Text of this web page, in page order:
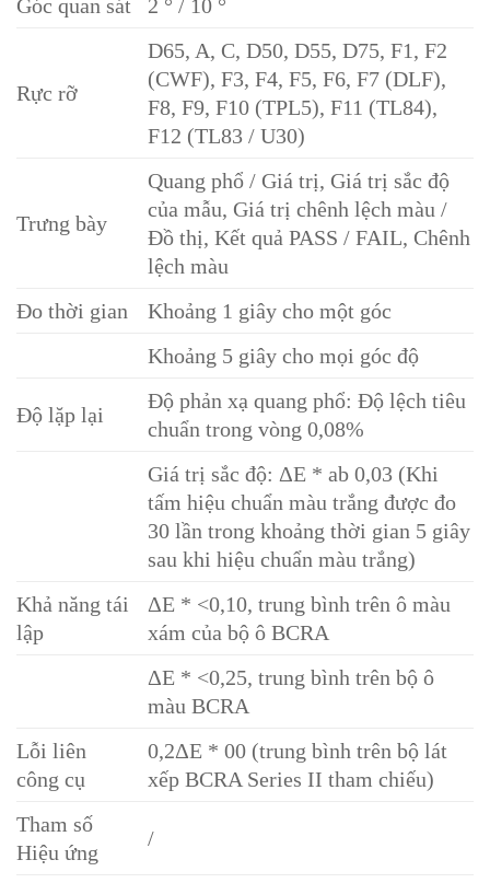
Góc quan sát 2 ° / 10 °
Rực rỡ
D65, A, C, D50, D55, D75, F1, F2
(CWF), F3, F4, F5, F6, F7 (DLF),
F8, F9, F10 (TPL5), F11 (TL84),
F12 (TL83 / U30)
Trưng bày
Quang phổ / Giá trị, Giá trị sắc độ
của mẫu, Giá trị chênh lệch màu /
Đồ thị, Kết quả PASS / FAIL, Chênh
lệch màu
Đo thời gian
Khoảng 1 giây cho một góc
Khoảng 5 giây cho mọi góc độ
Độ lặp lại
Độ phản xạ quang phổ: Độ lệch tiêu
chuẩn trong vòng 0,08%
Giá trị sắc độ: ΔE * ab 0,03 (Khi
tấm hiệu chuẩn màu trắng được đo
30 lần trong khoảng thời gian 5 giây
sau khi hiệu chuẩn màu trắng)
Khả năng tái
lập
ΔE * <0,10, trung bình trên ô màu
xám của bộ ô BCRA
ΔE * <0,25, trung bình trên bộ ô
màu BCRA
Lỗi liên
công cụ
0,2ΔE * 00 (trung bình trên bộ lát
xếp BCRA Series II tham chiếu)
Tham số
Hiệu ứng
/